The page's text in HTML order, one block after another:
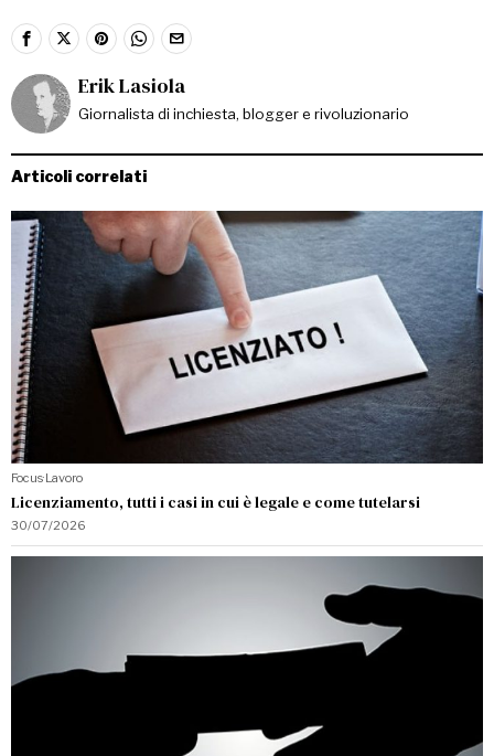
Erik Lasiola
Giornalista di inchiesta, blogger e rivoluzionario
Articoli correlati
Focus·Lavoro
Licenziamento, tutti i casi in cui è legale e come tutelarsi
30/07/2026